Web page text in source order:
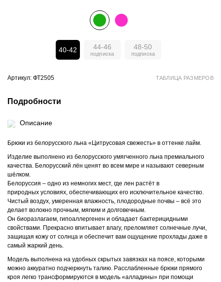
40-42 44-46 48-50
Артикул: ФТ2505 ТАБЛИЦА РАЗМЕРОВ
Подробности
Описание
Брюки из белорусского льна «Цитрусовая свежесть» в оттенке лайм.
Изделие выполнено из белорусского умягченного льна премиального
качества. Белорусский лён ценят во всем мире и называют северным
шёлком.
Белоруссия – одно из немногих мест, где лен растёт в
природных условиях, обеспечивающих его исключительное качество.
Чистый воздух, умеренная влажность, плодородные почвы – всё это
делает волокно прочным, мягким и долговечным.
Он биоразлагаем, гипоаллергенен и обладает бактерицидными
свойствами. Прекрасно впитывает влагу, преломляет солнечные лучи,
защищая кожу от солнца и обеспечит вам ощущение прохлады даже в
самый жаркий день.
Модель выполнена на удобных скрытых завязках на поясе, которыми
можно аккуратно подчеркнуть талию. Расслабленные брюки прямого
кроя легко трансформируются в модель «алладины» при помощи